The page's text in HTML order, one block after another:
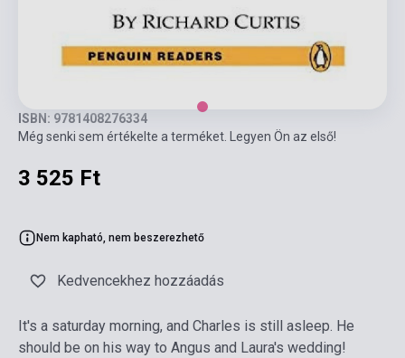
ISBN: 9781408276334
Még senki sem értékelte a terméket. Legyen Ön az első!
3 525 Ft
Nem kapható, nem beszerezhető
Kedvencekhez hozzáadás
It's a saturday morning, and Charles is still asleep. He
should be on his way to Angus and Laura's wedding!